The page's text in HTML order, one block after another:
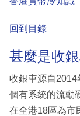
回到目錄
甚麼是收
收銀車源自
個有系統的流動
在全港18區為市